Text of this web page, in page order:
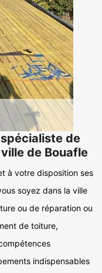
de
de Bouafle
à votre disposition ses
soyez dans la ville
ou de réparation ou
de toiture,
indispensables